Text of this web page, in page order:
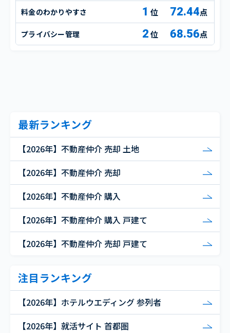
料金のわかりやすさ 1 72.44点
プライバシー管理 2 68.56点
最新ランキング
【2026年】不動産仲介 売却 土地
【2026年】不動産仲介 売却
【2026年】不動産仲介 購入
【2026年】不動産仲介 購入 戸建て
【2026年】不動産仲介 売却 戸建て
注目ランキング
【2026年】ホテルウエディング 参列者
【2026年】就活サイト 首都圏